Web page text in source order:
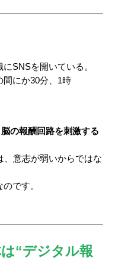
SNSを開いている。
間にか30分、1時
脳の報酬回路を刺激する
、意志が弱いからではな
のです。
“デジタル報